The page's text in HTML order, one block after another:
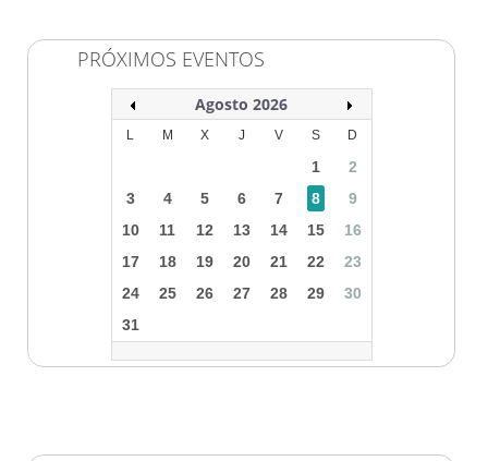
PRÓXIMOS EVENTOS
Agosto 2026
L M X J V S D
1
2
3
4 5 6 7 8
9
10
11 12 13 14 15
16
17
18 19 20 21 22
23
24
25 26 27 28 29
30
31